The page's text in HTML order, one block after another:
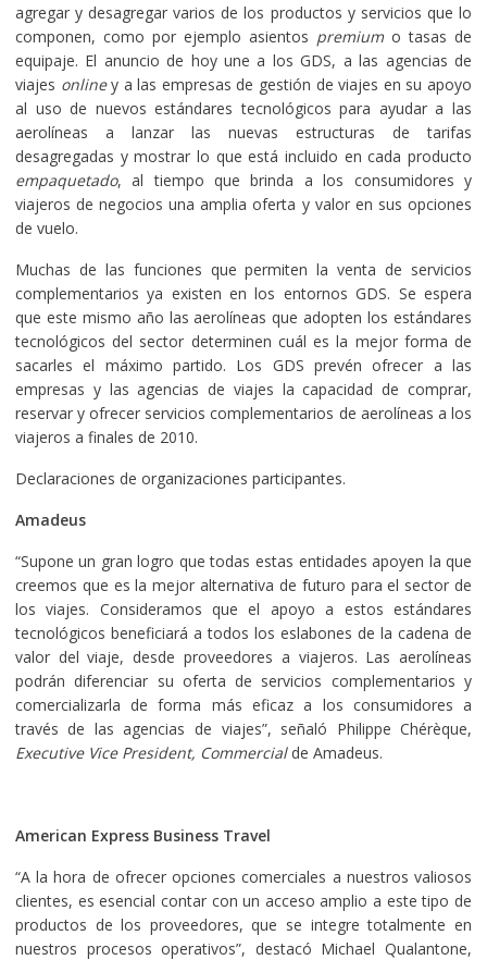
agregar y desagregar varios de los productos y servicios que lo
componen, como por ejemplo asientos premiumo tasas de
equipaje. El anuncio de hoy une a los GDS, a las agencias de
viajes onliney a las empresas de gestión de viajes en su apoyo
al uso de nuevos estándares tecnológicos para ayudar a las
aerolíneas a lanzar las nuevas estructuras de tarifas
desagregadas y mostrar lo que está incluido en cada producto
empaquetado, al tiempo que brinda a los consumidores y
viajeros de negocios una amplia oferta y valor en sus opciones
de vuelo.
Muchas de las funciones que permiten la venta de servicios
complementarios ya existen en los entornos GDS. Se espera
que este mismo año las aerolíneas que adopten los estándares
tecnológicos del sector determinen cuál es la mejor forma de
sacarles el máximo partido. Los GDS prevén ofrecer a las
empresas y las agencias de viajes la capacidad de comprar,
reservar y ofrecer servicios complementarios de aerolíneas a los
viajeros a finales de 2010.
Declaraciones de organizaciones participantes.
Amadeus
“Supone un gran logro que todas estas entidades apoyen la que
creemos que es la mejor alternativa de futuro para el sector de
los viajes. Consideramos que el apoyo a estos estándares
tecnológicos beneficiará a todos los eslabones de la cadena de
valor del viaje, desde proveedores a viajeros. Las aerolíneas
podrán diferenciar su oferta de servicios complementarios y
comercializarla de forma más eficaz a los consumidores a
través de las agencias de viajes”, señaló Philippe Chérèque,
Executive Vice President, Commercial de Amadeus.
American Express Business Travel
“A la hora de ofrecer opciones comerciales a nuestros valiosos
clientes, es esencial contar con un acceso amplio a este tipo de
productos de los proveedores, que se integre totalmente en
nuestros procesos operativos”, destacó Michael Qualantone,